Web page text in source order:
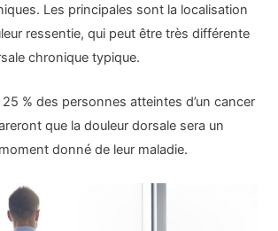
Les principales sont la localisation
ressentie, qui peut être très différente
chronique typique.
% des personnes atteintes d’un cancer
que la douleur dorsale sera un
donné de leur maladie.